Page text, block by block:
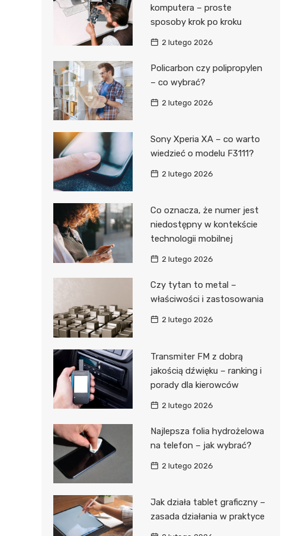
komputera – proste
sposoby krok po kroku
2 lutego 2026
Policarbon czy polipropylen
– co wybrać?
2 lutego 2026
Sony Xperia XA – co warto
wiedzieć o modelu F3111?
2 lutego 2026
Co oznacza, że numer jest
niedostępny w kontekście
technologii mobilnej
2 lutego 2026
Czy tytan to metal –
właściwości i zastosowania
2 lutego 2026
Transmiter FM z dobrą
jakością dźwięku – ranking i
porady dla kierowców
2 lutego 2026
Najlepsza folia hydrożelowa
na telefon – jak wybrać?
2 lutego 2026
Jak działa tablet graficzny –
zasada działania w praktyce